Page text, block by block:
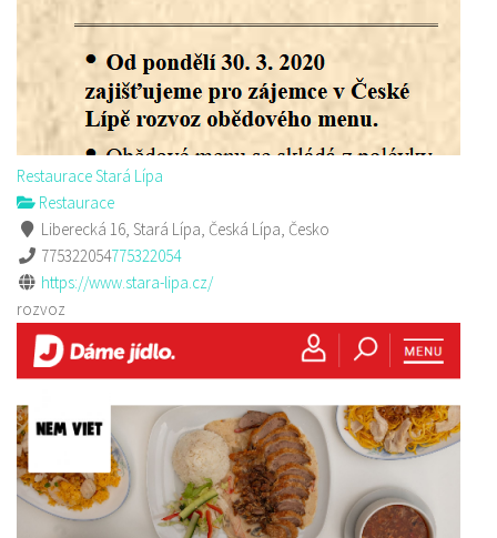
Restaurace Stará Lípa
Restaurace
Liberecká 16, Stará Lípa, Česká Lípa, Česko
775322054775322054
https://www.stara-lipa.cz/
rozvoz